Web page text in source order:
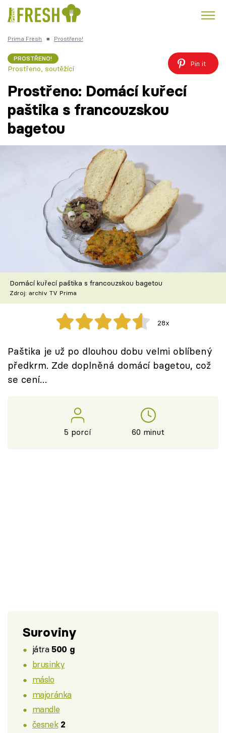
Česká kuchyně
Témata
Články
TV Program
Škola vaření
Recepty z TV
Speciál: Cuketa
Těhotnej kuchař
Přihlášení
Prima Fresh ■ Prostřeno!
PROSTŘENO!
Prostřeno, soutěžící
Pin it
Prostřeno: Domácí kuřecí
paštika s francouzskou
bagetou
Domácí kuřecí paštika s francouzskou bagetou
Zdroj: archiv TV Prima
28x
Paštika je už po dlouhou dobu velmi oblíbený
předkrm. Zde doplněná domácí bagetou, což
se cení…
5 porcí 60 minut
Suroviny
játra500 g
brusinky
máslo
majoránka
mandle
česnek 2